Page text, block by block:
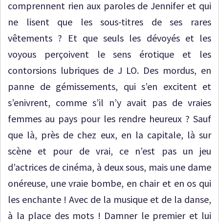
comprennent rien aux paroles de Jennifer et qui
ne lisent que les sous-titres de ses rares
vêtements ? Et que seuls les dévoyés et les
voyous perçoivent le sens érotique et les
contorsions lubriques de J LO. Des mordus, en
panne de gémissements, qui s’en excitent et
s’enivrent, comme s’il n’y avait pas de vraies
femmes au pays pour les rendre heureux ? Sauf
que là, près de chez eux, en la capitale, là sur
scène et pour de vrai, ce n’est pas un jeu
d’actrices de cinéma, à deux sous, mais une dame
onéreuse, une vraie bombe, en chair et en os qui
les enchante ! Avec de la musique et de la danse,
à la place des mots ! Damner le premier et lui